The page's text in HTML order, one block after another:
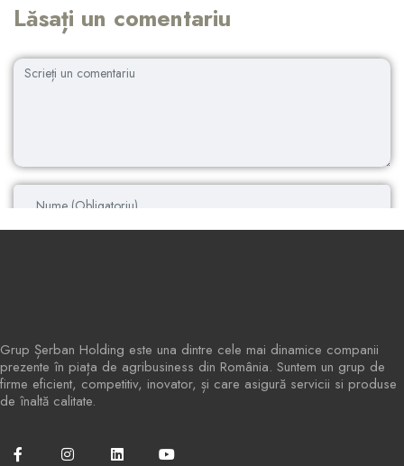
Lăsați un comentariu
Grup Șerban Holding este una dintre cele mai dinamice companii
prezente în piața de agribusiness din România. Suntem un grup de
firme eficient, competitiv, inovator, și care asigură servicii si produse
de înaltă calitate.